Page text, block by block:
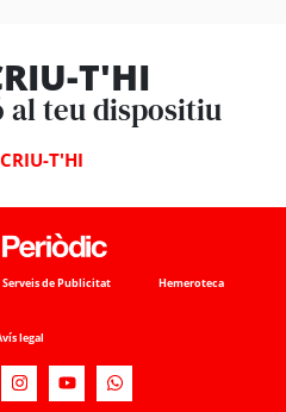
T'HI
al teu dispositiu
T'HI
Serveis de Publicitat Hemeroteca
legal